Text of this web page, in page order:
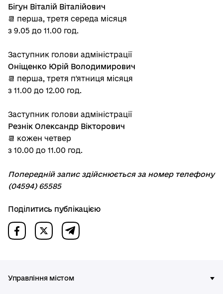
Бігун Віталій Віталійович
📆 перша, третя середа місяця
з 9.05 до 11.00 год.
Заступник голови адміністрації
Оніщенко Юрій Володимирович
📆 перша, третя п'ятниця місяця
з 11.00 до 12.00 год.
Заступник голови адміністрації
Резнік Олександр Вікторович
📆 кожен четвер
з 10.00 до 11.00 год.
Попередній запис здійснюється за номер телефону
(04594) 65585
Поділитись публікацією
Управління містом